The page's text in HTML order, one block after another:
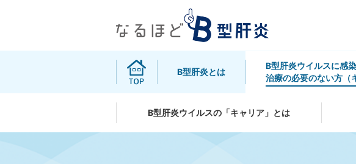
B型肝炎とは
B型肝炎ウイルスに感
治療の必要のない方（
B型肝炎ウイルスの「キャリア」とは